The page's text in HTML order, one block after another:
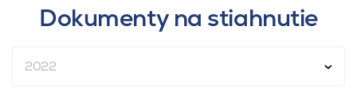
Dokumenty na stiahnutie
2022